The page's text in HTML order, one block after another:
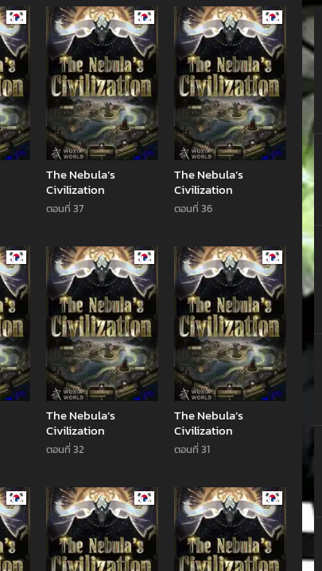
Manhwa Manhwa
The Nebula’s
Civilization
ตอนที่ 37
Manhwa
The Nebula’s
Civilization
ตอนที่ 36
Manhwa Manhwa
The Nebula’s
Civilization
ตอนที่ 32
Manhwa
The Nebula’s
Civilization
ตอนที่ 31
Manhwa Manhwa Manhwa